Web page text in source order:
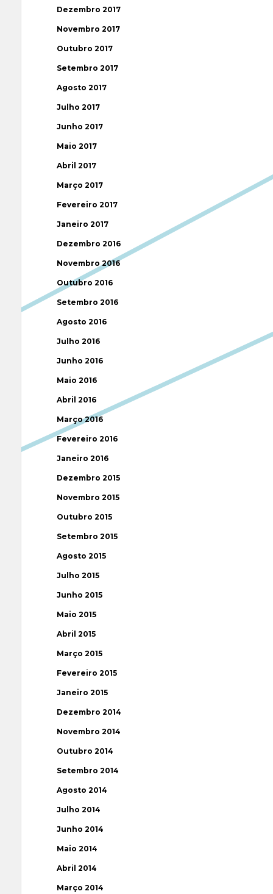
Dezembro 2017
Novembro 2017
Outubro 2017
Setembro 2017
Agosto 2017
Julho 2017
Junho 2017
Maio 2017
Abril 2017
Março 2017
Fevereiro 2017
Janeiro 2017
Dezembro 2016
Novembro 2016
Outubro 2016
Setembro 2016
Agosto 2016
Julho 2016
Junho 2016
Maio 2016
Abril 2016
Março 2016
Fevereiro 2016
Janeiro 2016
Dezembro 2015
Novembro 2015
Outubro 2015
Setembro 2015
Agosto 2015
Julho 2015
Junho 2015
Maio 2015
Abril 2015
Março 2015
Fevereiro 2015
Janeiro 2015
Dezembro 2014
Novembro 2014
Outubro 2014
Setembro 2014
Agosto 2014
Julho 2014
Junho 2014
Maio 2014
Abril 2014
Março 2014